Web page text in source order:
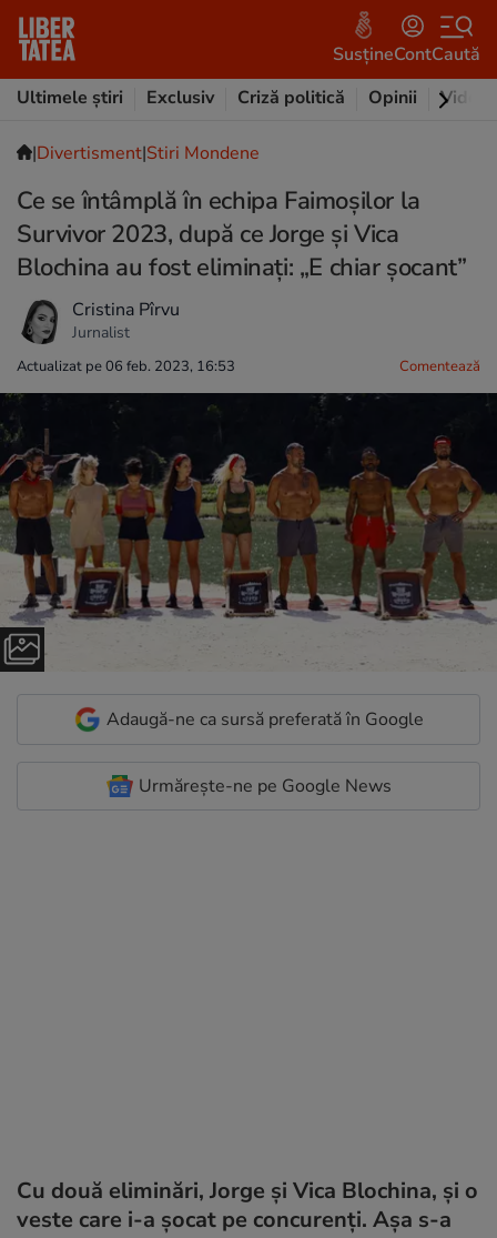
SusțineContCaută
Ultimele știri
Exclusiv Criză politică Opinii Video
|Divertisment|Stiri Mondene
Ce se întâmplă în echipa Faimoșilor la
Survivor 2023, după ce Jorge și Vica
Blochina au fost eliminați: „E chiar șocant”
Cristina Pîrvu
Jurnalist
Actualizat pe 06 feb. 2023, 16:53 Comentează
Adaugă-ne ca sursă preferată în Google
Urmărește-ne pe Google News
Cu două eliminări, Jorge și Vica Blochina, și o
veste care i-a șocat pe concurenți. Așa s-a